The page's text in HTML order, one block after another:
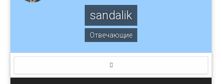
sandalik
Отвечающие